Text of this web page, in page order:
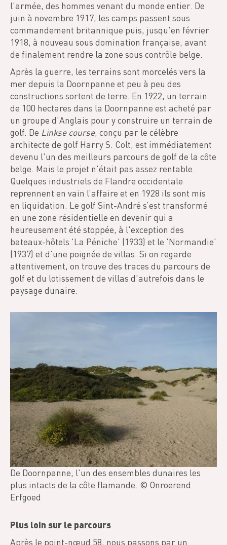
l'armée, des hommes venant du monde entier. De
juin à novembre 1917, les camps passent sous
commandement britannique puis, jusqu'en février
1918, à nouveau sous domination française, avant
de finalement rendre la zone sous contrôle belge.
Après la guerre, les terrains sont morcelés vers la
mer depuis la Doornpanne et peu à peu des
constructions sortent de terre. En 1922, un terrain
de 100 hectares dans la Doornpanne est acheté par
un groupe d'Anglais pour y construire un terrain de
golf. De Linkse course, conçu par le célèbre
architecte de golf Harry S. Colt, est immédiatement
devenu l'un des meilleurs parcours de golf de la côte
belge. Mais le projet n'était pas assez rentable.
Quelques industriels de Flandre occidentale
reprennent en vain l’affaire et en 1928 ils sont mis
en liquidation. Le golf Sint-André s’est transformé
en une zone résidentielle en devenir qui a
heureusement été stoppée, à l'exception des
bateaux-hôtels 'La Péniche' (1933) et le 'Normandie'
(1937) et d'une poignée de villas. Si on regarde
attentivement, on trouve des traces du parcours de
golf et du lotissement de villas d'autrefois dans le
paysage dunaire.
De Doornpanne, l'un des ensembles dunaires les
plus intacts de la côte flamande. © Onroerend
Erfgoed
Plus loin sur le parcours
Après le point-nœud 58, nous passons par un